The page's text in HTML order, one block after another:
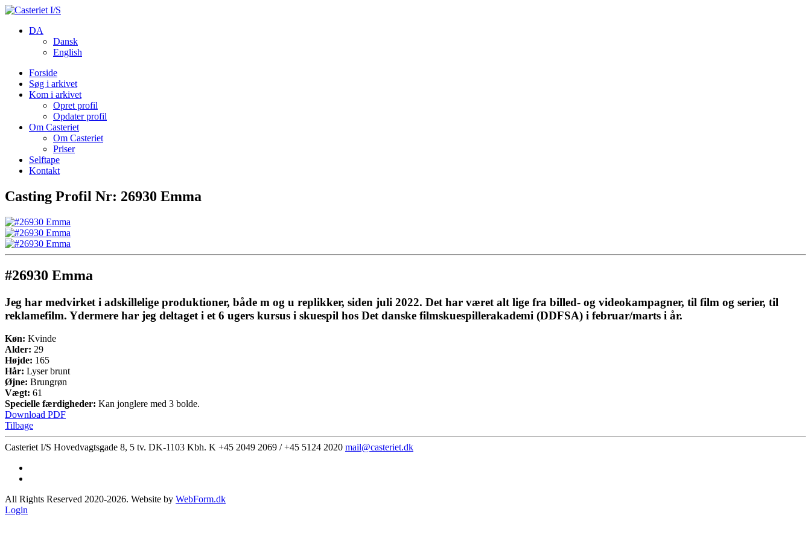
DA
Dansk
English
Forside
Søg i arkivet
Kom i arkivet
Opret profil
Opdater profil
Om Casteriet
Om Casteriet
Priser
Selftape
Kontakt
Casting Profil Nr: 26930 Emma
#26930 Emma
Jeg har medvirket i adskillelige produktioner, både m og u replikker, siden juli 2022. Det har været alt lige fra billed- og videokampagner, til film og serier, til
reklamefilm. Ydermere har jeg deltaget i et 6 ugers kursus i skuespil hos Det danske filmskuespillerakademi (DDFSA) i februar/marts i år.
Køn: Kvinde
Alder: 29
Højde: 165
Hår: Lyser brunt
Øjne: Brungrøn
Vægt: 61
Specielle færdigheder: Kan jonglere med 3 bolde.
Download PDF
Tilbage
Casteriet I/S Hovedvagtsgade 8, 5 tv. DK-1103 Kbh. K +45 2049 2069 / +45 5124 2020 mail@casteriet.dk
All Rights Reserved 2020-2026. Website by WebForm.dk
Login